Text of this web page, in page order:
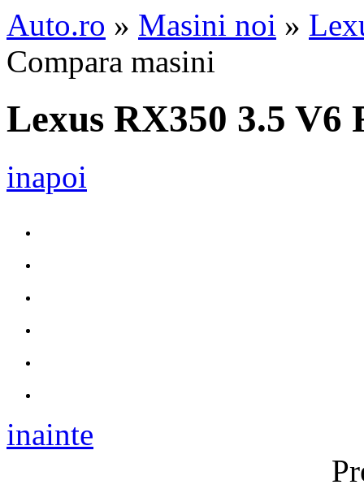
Auto.ro » Masini noi »
Compara masini
Lexus RX350 3.5 V6
inapoi
inainte